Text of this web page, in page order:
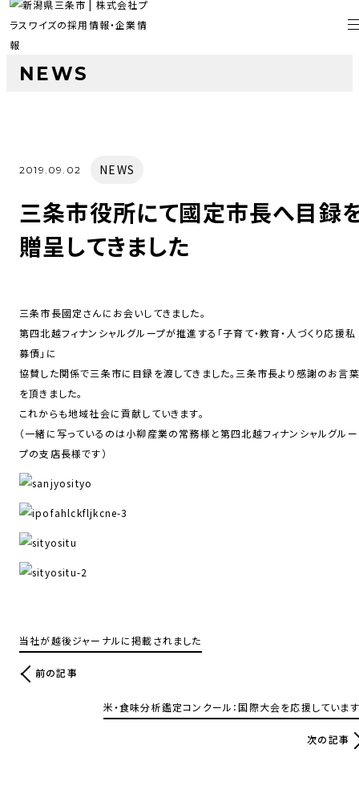
NEWS
2019.09.02 NEWS
三条市役所にて國定市長へ目録
贈呈してきました
三条市長國定さんにお会いしてきました。
第四北越フィナンシャルグループが推進する「子育て・教育・人づくり応援私
募債」に
協賛した関係で三条市に目録を渡してきました。三条市長より感謝のお言葉
を頂きました。
これからも地域社会に貢献していきます。
（一緒に写っているのは小柳産業の常務様と第四北越フィナンシャルグルー
プの支店長様です）
当社が越後ジャーナルに掲載されました
前の記事
米・食味分析鑑定コンクール：国際大会を応援しています
次の記事